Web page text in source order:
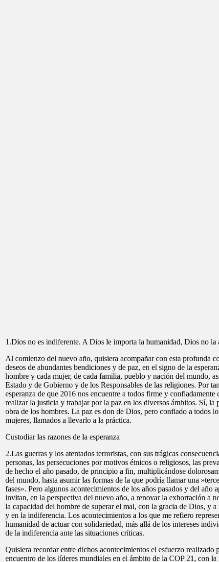
1.Dios no es indiferente. A Dios le importa la humanidad, Dios no la
Al comienzo del nuevo año, quisiera acompañar con esta profunda
deseos de abundantes bendiciones y de paz, en el signo de la
hombre y cada mujer, de cada familia, pueblo y nación del mundo,
Estado y de Gobierno y de los Responsables de las religiones. Por
esperanza de que 2016 nos encuentre a todos firme y confiadamente
realizar la justicia y trabajar por la paz en los diversos ámbitos. Sí, la
obra de los hombres. La paz es don de Dios, pero confiado a todos
mujeres, llamados a llevarlo a la práctica.
Custodiar las razones de la esperanza
2.Las guerras y los atentados terroristas, con sus trágicas
personas, las persecuciones por motivos étnicos o religiosos, las
de hecho el año pasado, de principio a fin, multiplicándose
del mundo, hasta asumir las formas de la que podría llamar una
fases». Pero algunos acontecimientos de los años pasados y del año
invitan, en la perspectiva del nuevo año, a renovar la exhortación a
la capacidad del hombre de superar el mal, con la gracia de Dios, y
y en la indiferencia. Los acontecimientos a los que me refiero
humanidad de actuar con solidariedad, más allá de los intereses
de la indiferencia ante las situaciones críticas.
Quisiera recordar entre dichos acontecimientos el esfuerzo realizado
encuentro de los líderes mundiales en el ámbito de la COP 21, con